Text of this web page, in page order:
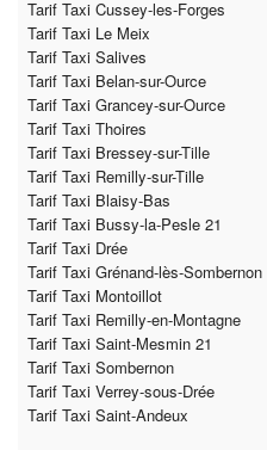
Tarif Taxi Cussey-les-Forges
Tarif Taxi Le Meix
Tarif Taxi Salives
Tarif Taxi Belan-sur-Ource
Tarif Taxi Grancey-sur-Ource
Tarif Taxi Thoires
Tarif Taxi Bressey-sur-Tille
Tarif Taxi Remilly-sur-Tille
Tarif Taxi Blaisy-Bas
Tarif Taxi Bussy-la-Pesle 21
Tarif Taxi Drée
Tarif Taxi Grénand-lès-Sombernon
Tarif Taxi Montoillot
Tarif Taxi Remilly-en-Montagne
Tarif Taxi Saint-Mesmin 21
Tarif Taxi Sombernon
Tarif Taxi Verrey-sous-Drée
Tarif Taxi Saint-Andeux